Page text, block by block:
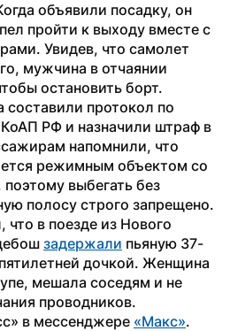
объявили посадку, он
пройти к выходу вместе с
Увидев, что самолет
мужчина в отчаянии
остановить борт.
протокол по
КоАП РФ и назначили штраф в
напомнили, что
режимным объектом со
выбегать без
полосу строго запрещено.
в поезде из Нового
задержали пьяную 37-
дочкой. Женщина
мешала соседям и не
проводников.
в мессенджере «Макс».